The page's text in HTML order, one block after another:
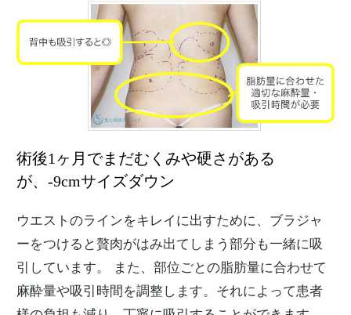
術後1ヶ月でまだむくみや硬さがある
が、-9cmサイズダウン
ウエストのラインをキレイに出すために、ブラジャ
ーをつけると贅肉がはみ出てしまう部分も一緒に吸
引しています。 また、部位ごとの脂肪量に合わせて
麻酔量や吸引時間を調整します。それによって患者